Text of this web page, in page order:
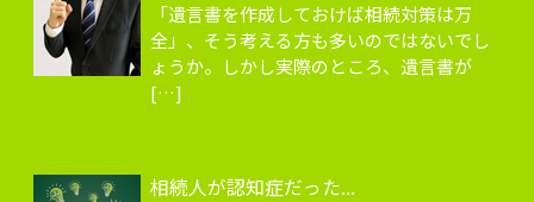
「遺言書を作成しておけば相続対策は万
全」、そう考える方も多いのではないでし
ょうか。しかし実際のところ、遺言書が
[…]
相続人が認知症だった...